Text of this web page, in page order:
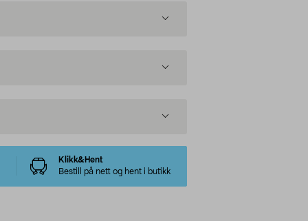
Klikk&Hent
Bestill på nett og hent i butikk